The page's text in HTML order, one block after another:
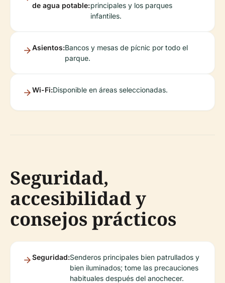
de agua potable:principales y los parques
infantiles.
Asientos:Bancos y mesas de pícnic por todo el
parque.
Wi-Fi:Disponible en áreas seleccionadas.
Seguridad,
accesibilidad y
consejos prácticos
Seguridad:Senderos principales bien patrullados y
bien iluminados; tome las precauciones
habituales después del anochecer.